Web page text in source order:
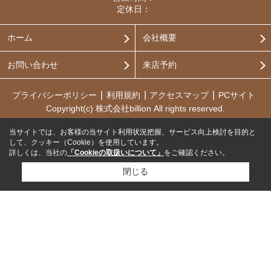
定休日：
ホーム 会社概要
お問い合わせ 来店予約
プライバシーポリシー 利用規約 アクセスマップ
PCサイト
Copyright(c) 株式会社billion All rights reserved.
当サイトでは、お客様の当サイト利用状況把握、サービス向上検討を目的と
して、クッキー（Cookie）を使用しています。
詳しくは、当社の 「Cookieの取扱いについて」 をご確認ください。
閉じる